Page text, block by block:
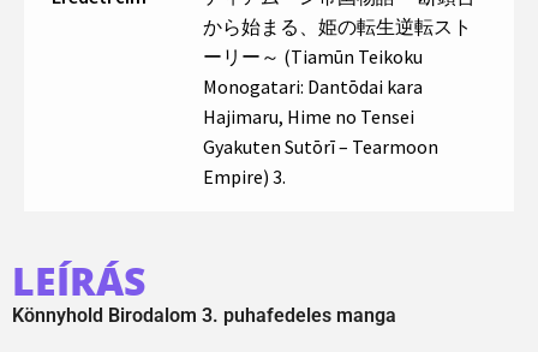
から始まる、姫の転生逆転スト
ーリー～ (Tiamūn Teikoku
Monogatari: Dantōdai kara
Hajimaru, Hime no Tensei
Gyakuten Sutōrī – Tearmoon
Empire) 3.
LEÍRÁS
Könnyhold Birodalom 3. puhafedeles manga